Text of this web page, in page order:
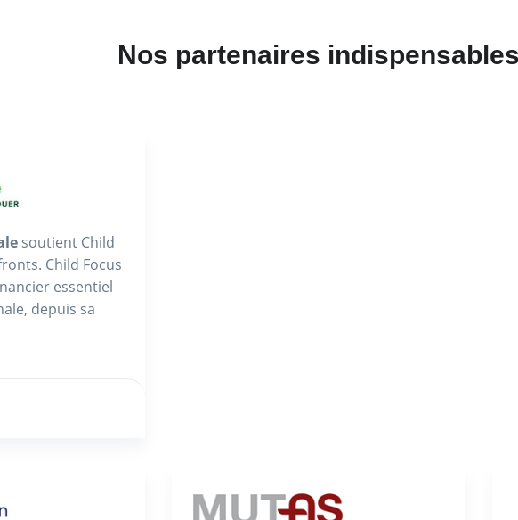
Nos partenaires
soutient Child
Child Focus
essentiel
depuis sa